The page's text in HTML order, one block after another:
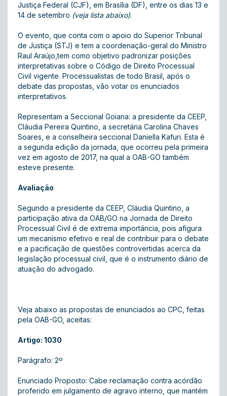
Justiça Federal (CJF), em Brasília (DF), entre os dias 13 e
14 de setembro (veja lista abaixo).
O evento, que conta com o apoio do Superior Tribunal
de Justiça (STJ) e tem a coordenação-geral do Ministro
Raul Araújo,tem como objetivo padronizar posições
interpretativas sobre o Código de Direito Processual
Civil vigente. Processualistas de todo Brasil, após o
debate das propostas, vão votar os enunciados
interpretativos.
Representam a Seccional Goiana: a presidente da CEEP,
Cláudia Pereira Quintino, a secretária Carolina Chaves
Soares, e a conselheira seccional Daniella Kafuri. Esta é
a segunda edição da jornada, que ocorreu pela primeira
vez em agosto de 2017, na qual a OAB-GO também
esteve presente.
Avaliação
Segundo a presidente da CEEP, Cláudia Quintino, a
participação ativa da OAB/GO na Jornada de Direito
Processual Civil é de extrema importância, pois afigura
um mecanismo efetivo e real de contribuir para o debate
e a pacificação de questões controvertidas acerca da
legislação processual civil, que é o instrumento diário de
atuação do advogado.
Veja abaixo as propostas de enunciados ao CPC, feitas
pela OAB-GO, aceitas:
Artigo: 1030
Parágrafo: 2º
Enunciado Proposto: Cabe reclamação contra acórdão
proferido em julgamento de agravo interno, que mantém